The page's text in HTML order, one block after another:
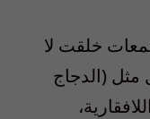
خلقت لا
مثل (الدجاج